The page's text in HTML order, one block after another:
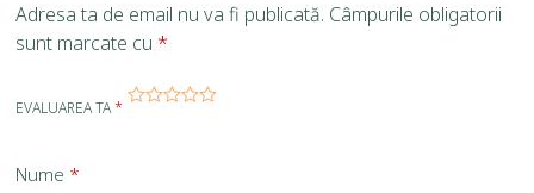
Adresa ta de email nu va fi publicată. Câmpurile obligatorii
sunt marcate cu *
EVALUAREA TA*
Nume *